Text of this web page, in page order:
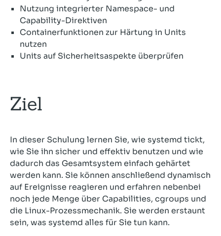
Nutzung integrierter Namespace- und
Capability-Direktiven
Containerfunktionen zur Härtung in Units
nutzen
Units auf Sicherheitsaspekte überprüfen
Ziel
In dieser Schulung lernen Sie, wie systemd tickt,
wie Sie ihn sicher und effektiv benutzen und wie
dadurch das Gesamtsystem einfach gehärtet
werden kann. Sie können anschließend dynamisch
auf Ereignisse reagieren und erfahren nebenbei
noch jede Menge über Capabilities, cgroups und
die Linux-Prozessmechanik. Sie werden erstaunt
sein, was systemd alles für Sie tun kann.